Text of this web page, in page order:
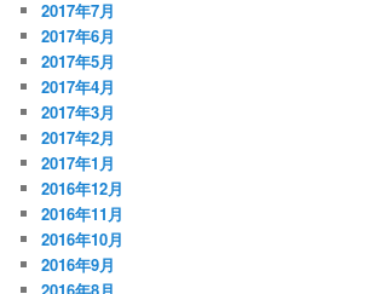
2017年7月
2017年6月
2017年5月
2017年4月
2017年3月
2017年2月
2017年1月
2016年12月
2016年11月
2016年10月
2016年9月